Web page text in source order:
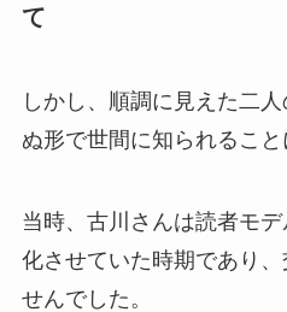
て
しかし、順調に見えた二
ぬ形で世間に知られること
当時、古川さんは読者モ
化させていた時期であり
せんでした。